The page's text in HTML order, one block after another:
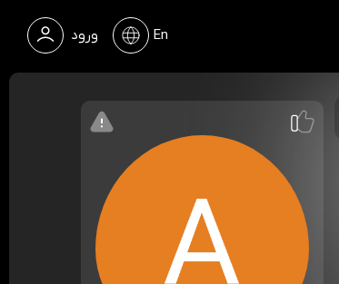
ورود En